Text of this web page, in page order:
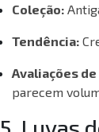
Coleção:
Tendência:
Avaliações
parecem